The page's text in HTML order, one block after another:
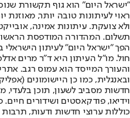
"ישראל היום" הוא גוף תקשורת
ראוי לעיתונות טובה יותר, מאוזנת
ולא צועקת. עיתונות אמינה,
הפך "ישראל היום" לעיתון
חול. מו"ל העיתון היא ד"ר מרים
והעורך המייסד הוא עמוס רגב.
חדשות מסביב לשעון, תוכן בלעדי,
וידיאו, פודקאסטים ושידורים
כוללות ערוצי חדשות ודעות, תרבות